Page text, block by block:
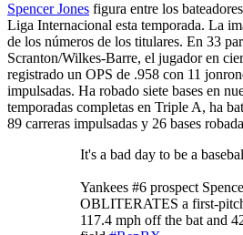
Spencer Jones figura entre los
Liga Internacional esta temporada. La
de los números de los titulares. En 33
Scranton/Wilkes-Barre, el jugador en
registrado un OPS de .958 con 11
impulsadas. Ha robado siete bases en
temporadas completas en Triple A, ha
89 carreras impulsadas y 26 bases
It's a bad day to be a
Yankees #6 prospect
OBLITERATES a first-
117.4 mph off the bat and